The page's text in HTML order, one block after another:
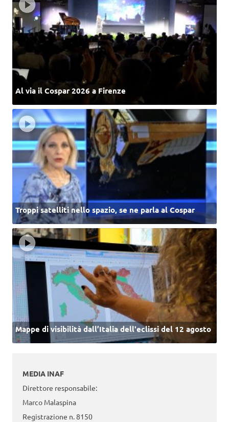
Al via il Cospar 2026 a Firenze
Troppi satelliti nello spazio, se ne parla al Cospar
Mappe di visibilità dall’Italia dell'eclissi del 12 agosto
MEDIA INAF
Direttore responsabile:
Marco Malaspina
Registrazione n. 8150